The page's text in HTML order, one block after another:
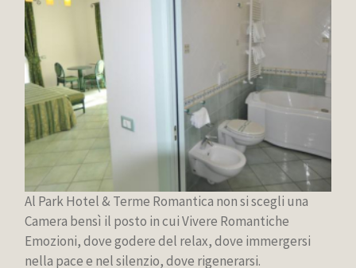
Al Park Hotel & Terme Romantica non si scegli una
Camera bensì il posto in cui Vivere Romantiche
Emozioni, dove godere del relax, dove immergersi
nella pace e nel silenzio, dove rigenerarsi.